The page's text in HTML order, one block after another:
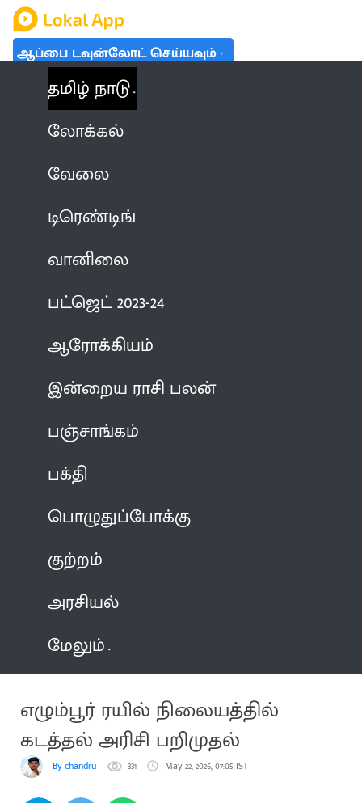
ஆப்பை டவுன்லோட் செய்யவும்
தமிழ் நாடு
லோக்கல்
வேலை
டிரெண்டிங்
வானிலை
பட்ஜெட் 2023-24
ஆரோக்கியம்
இன்றைய ராசி பலன்
பஞ்சாங்கம்
பக்தி
பொழுதுப்போக்கு
குற்றம்
அரசியல்
மேலும்
எழும்பூர் ரயில் நிலையத்தில்
கடத்தல் அரிசி பறிமுதல்
By chandru 331 May 22, 2026, 07:05 IST